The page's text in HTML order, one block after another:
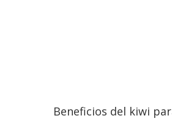
Beneficios del kiwi